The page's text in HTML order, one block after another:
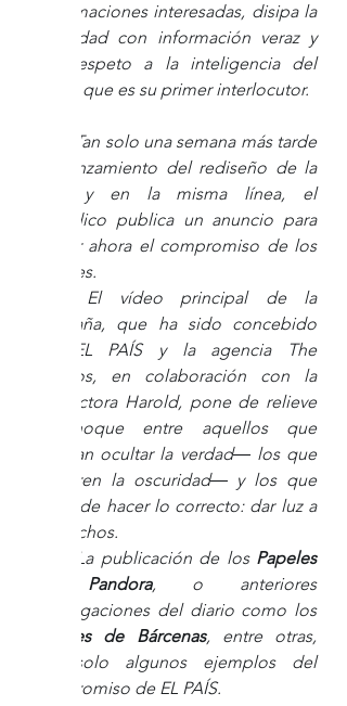
deformaciones interesadas, disipa la
oscuridad con información veraz y
con respeto a la inteligencia del
lector, que es su primer interlocutor.
Tan solo una semana más tarde
del lanzamiento del rediseño de la
web, y en la misma línea, el
periódico publica un anuncio para
buscar ahora el compromiso de los
lectores.
El vídeo principal de la
campaña, que ha sido concebido
por EL PAÍS y la agencia The
Cyranos, en colaboración con la
productora Harold, pone de relieve
el choque entre aquellos que
intentan ocultar la verdad― los que
prefieren la oscuridad― y los que
tratan de hacer lo correcto: dar luz a
los hechos.
La publicación de los Papeles
de Pandora, o anteriores
investigaciones del diario como los
Papeles de Bárcenas, entre otras,
son solo algunos ejemplos del
compromiso de EL PAÍS.